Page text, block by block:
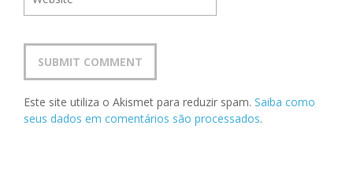
Este site utiliza o Akismet para reduzir spam. Saiba como
seus dados em comentários são processados.